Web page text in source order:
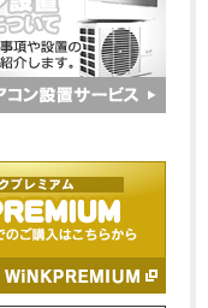
【USED】 APPLE
[USED]u059147
￥164,800
Aランク品（中古美品）